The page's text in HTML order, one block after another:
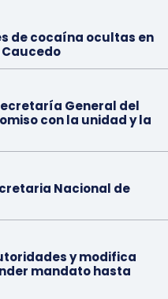
de cocaína ocultas en
General del
con la unidad y la
Nacional de
y modifica
mandato hasta